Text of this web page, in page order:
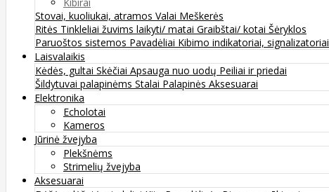
Stovai, kuoliukai, atramos Valai Meškerės
Ritės Tinkleliai žuvims laikyti/ matai Graibštai/ kotai Šėryklos
Paruoštos sistemos Pavadėliai Kibimo indikatoriai, signalizatoriai
Laisvalaikis
Kėdės, gultai Skėčiai Apsauga nuo uodų Peiliai ir priedai
Šildytuvai palapinėms Stalai Palapinės Aksesuarai
Elektronika
Echolotai
Kameros
Jūrinė žvejyba
Plekšnėms
Strimelių žvejyba
Aksesuarai